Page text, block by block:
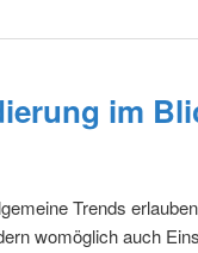
im
Trends
womöglich auch